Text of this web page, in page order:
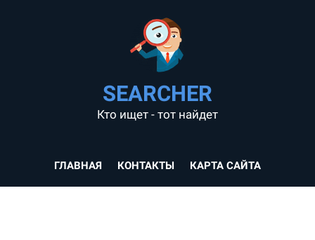
SEARCHER
Кто ищет - тот найдет
ГЛАВНАЯ КОНТАКТЫ КАРТА САЙТА